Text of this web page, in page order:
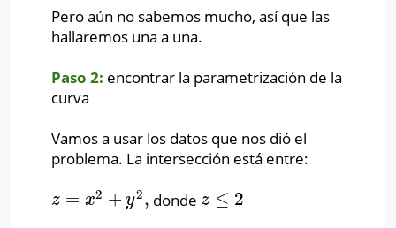
Pero aún no sabemos mucho, así que las
hallaremos una a una.
Paso 2: encontrar la parametrización de la
curva
Vamos a usar los datos que nos dió el
problema. La intersección está entre:
z = x2 + y2,
z=x2 +y2, dondez ≤ 2
z≤2